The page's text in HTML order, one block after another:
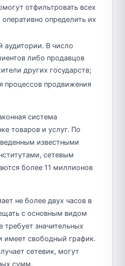
отфильтровать всех
оперативно определить их
аудитории. В число
либо продавцов
других государств;
процессов продвижения
система
товаров и услуг. По
известными
сетевым
более 11 миллионов
не более двух часов в
с основным видом
требует значительных
имеет свободный график.
сетевик, могут
сумм.